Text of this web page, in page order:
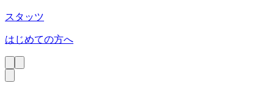
スタッツ
はじめての方へ